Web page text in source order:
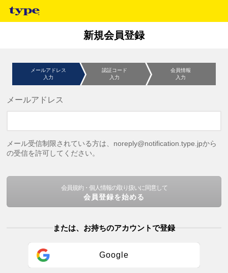
新規会員登録
メールアドレス
入力
認証コード
入力
会員情報
入力
メールアドレス
メール受信制限されている方は、noreply@notification.type.jpから
の受信を許可してください。
会員規約・個人情報の取り扱いに同意して
会員登録を始める
または、お持ちのアカウントで登録
Google